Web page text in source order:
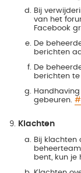
Bij
van het
Facebook
De
berichten
De
berichten te
gebeuren. #
Klachten
Bij klachten
bent, kun